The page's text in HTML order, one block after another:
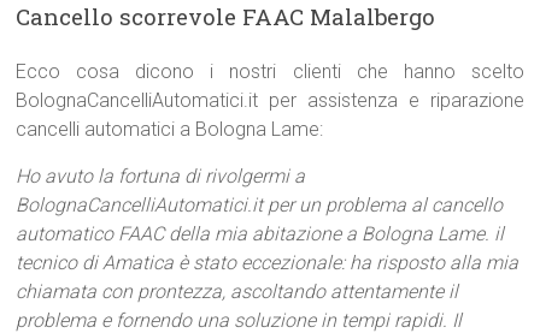
Cancello scorrevole FAAC Malalbergo
Ecco cosa dicono i nostri clienti che hanno scelto
BolognaCancelliAutomatici.it per assistenza e riparazione
cancelli automatici a Bologna Lame:
Ho avuto la fortuna di rivolgermi a
BolognaCancelliAutomatici.it per un problema al cancello
automatico FAAC della mia abitazione a Bologna Lame. il
tecnico di Amatica è stato eccezionale: ha risposto alla mia
chiamata con prontezza, ascoltando attentamente il
problema e fornendo una soluzione in tempi rapidi. Il